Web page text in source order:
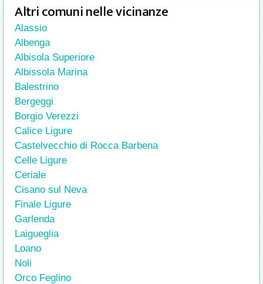
Altri comuni nelle vicinanze
Alassio
Albenga
Albisola Superiore
Albissola Marina
Balestrino
Bergeggi
Borgio Verezzi
Calice Ligure
Castelvecchio di Rocca Barbena
Celle Ligure
Ceriale
Cisano sul Neva
Finale Ligure
Garlenda
Laigueglia
Loano
Noli
Orco Feglino